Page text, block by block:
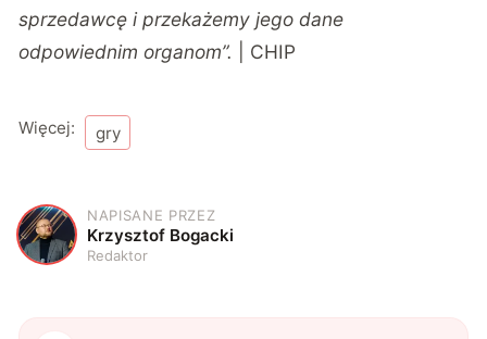
sprzedawcę i przekażemy jego dane
odpowiednim organom”.
| CHIP
Więcej: gry
K
NAPISANE PRZEZ
Krzysztof Bogacki
Redaktor